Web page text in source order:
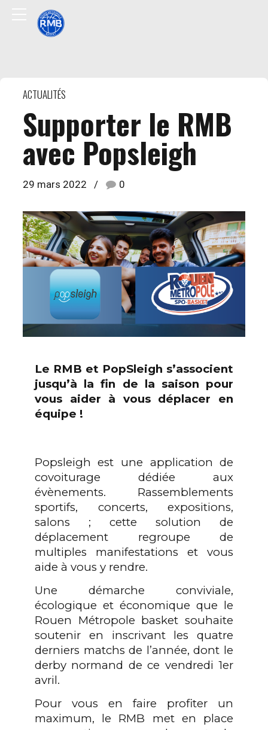
ACTUALITÉS
Supporter le RMB
avec Popsleigh
29 mars 2022 0
Le RMB et PopSleigh s’associent
jusqu’à la fin de la saison pour
vous aider à vous déplacer en
équipe !
Popsleigh est une application de
covoiturage dédiée aux
évènements. Rassemblements
sportifs, concerts, expositions,
salons ; cette solution de
déplacement regroupe de
multiples manifestations et vous
aide à vous y rendre.
Une démarcheconviviale,
écologique et économique que le
Rouen Métropole basket souhaite
soutenir en inscrivant les quatre
derniers matchs de l’année, dont le
derby normand de ce vendredi1er
avril.
Pour vous en faire profiter un
maximum, le RMB met en place